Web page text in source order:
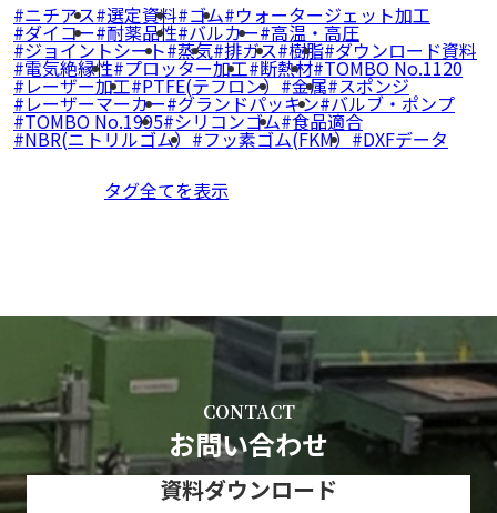
ニチアス 選定資料 ゴム ウォータージェット加工
ダイコー 耐薬品性 バルカー 高温・高圧
ジョイントシート 蒸気 排ガス 樹脂 ダウンロード資料
電気絶縁性 プロッター加工 断熱材 TOMBO No.1120
レーザー加工 PTFE(テフロン） 金属 スポンジ
レーザーマーカー グランドパッキン バルブ・ポンプ
TOMBO No.1995 シリコンゴム 食品適合
NBR(ニトリルゴム） フッ素ゴム(FKM） DXFデータ
タグ全てを表示
CONTACT
お問い合わせ
資料ダウンロード